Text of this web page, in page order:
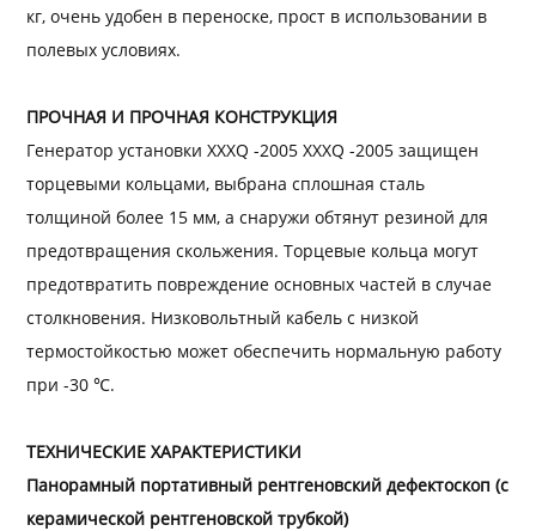
кг, очень удобен в переноске, прост в использовании в
полевых условиях.
ПРОЧНАЯ И ПРОЧНАЯ КОНСТРУКЦИЯ
Генератор установки XXXQ -2005 XXXQ -2005 защищен
торцевыми кольцами, выбрана сплошная сталь
толщиной более 15 мм, а снаружи обтянут резиной для
предотвращения скольжения. Торцевые кольца могут
предотвратить повреждение основных частей в случае
столкновения. Низковольтный кабель с низкой
термостойкостью может обеспечить нормальную работу
при -30 ℃.
ТЕХНИЧЕСКИЕ ХАРАКТЕРИСТИКИ
Панорамный портативный рентгеновский дефектоскоп (с
керамической рентгеновской трубкой)